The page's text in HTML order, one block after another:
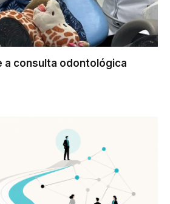
a consulta odontológica